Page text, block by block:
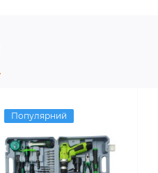
Популярний